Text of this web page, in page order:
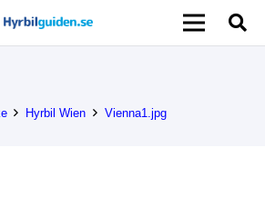
Hyrbil Wien Vienna1.jpg